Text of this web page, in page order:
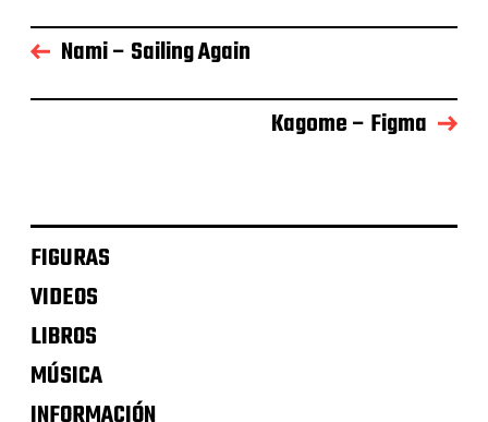
Nami – Sailing Again
Kagome – Figma
FIGURAS
VIDEOS
LIBROS
MÚSICA